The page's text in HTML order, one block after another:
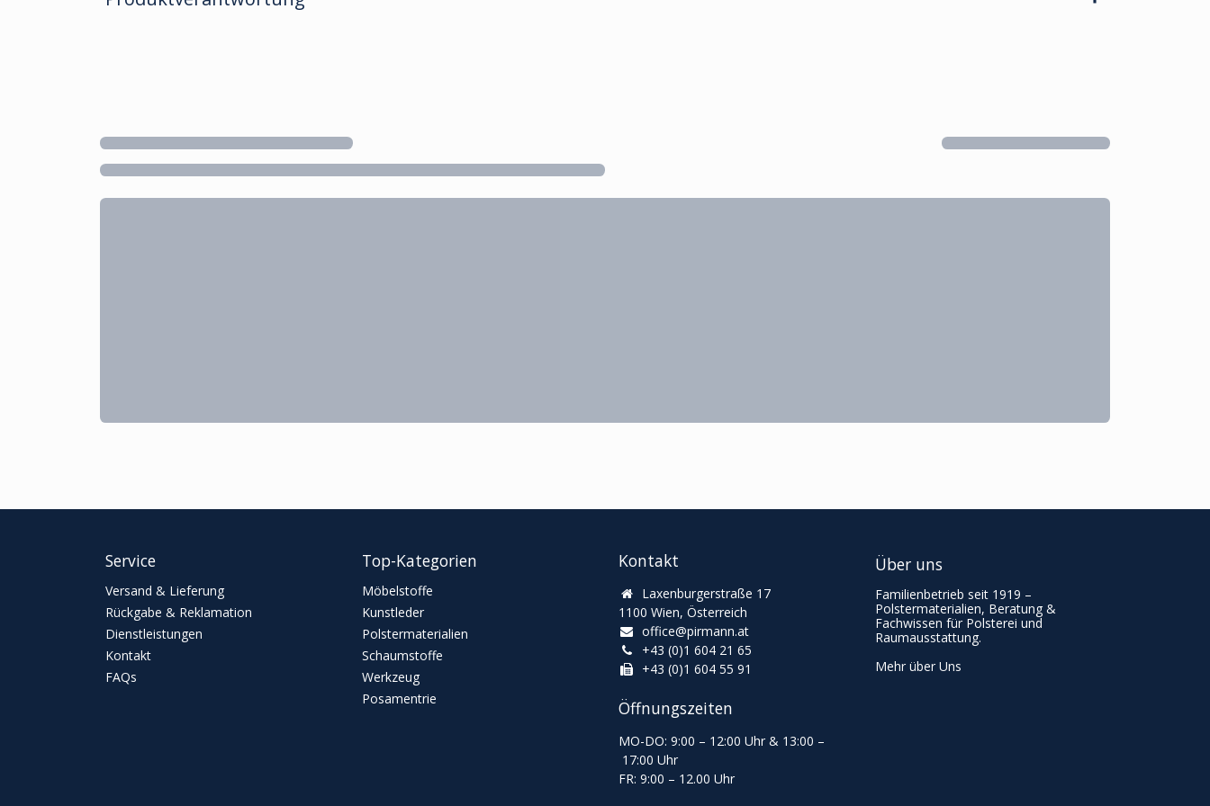
Service
Versand & Lieferung
Rückgabe & Reklamation
Dienstleistungen
Kontakt
FAQs
Top-Kategorien
Möbelstoffe
Kunstleder
Polstermaterialien
Schaumstoffe
Werkzeug
Posamentrie
Kontakt
Laxenburgerstraße 17
1100 Wien, Österreich
office@pirmann.at
+43 (0)1 604 21 65
+43 (0)1 604 55 91
Öffnungszeiten
MO-DO: 9:00 – 12:00 Uhr & 13:00 –
17:00 Uhr
FR: 9:00 – 12.00 Uhr
Über uns
Familienbetrieb seit 1919 –
Polstermaterialien, Beratung &
Fachwissen für Polsterei und
Raumausstattung.
Mehr über Uns